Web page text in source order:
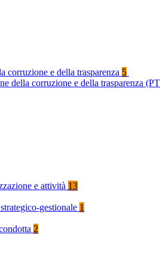
corruzione e della trasparenza 5
della corruzione e della trasparenza
e attività 13
gestionale 1
2